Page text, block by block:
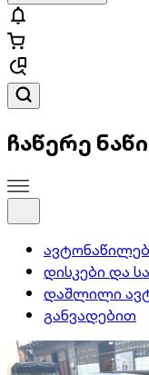
ჩაწერე
დისკები და
დაშლილი
განვადებით